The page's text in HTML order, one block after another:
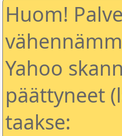
Huom!
Yahoo
päättyneet
taakse: